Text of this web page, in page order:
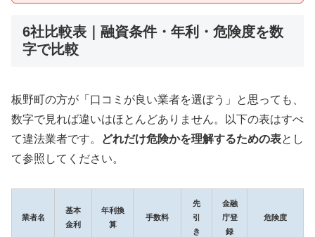
6社比較表｜融資条件・年利・危険度を数
字で比較
板野町の方が「口コミが良い業者を選ぼう」と思っても、
数字で見れば違いはほとんどありません。以下の表はすべ
て違法業者です。
どれだけ危険かを理解するための表とし
て参照してください。
業者名
基本
金利
年利換
算
手数料
先
引
き
金融
庁登
録
危険度